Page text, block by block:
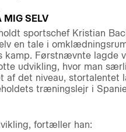
MIG SELV
sportschef Kristian
en tale i
kamp. Førstnævnte lagde
udvikling, hvor man
af det niveau, stortalentet
træningslejr i
fortæller han: